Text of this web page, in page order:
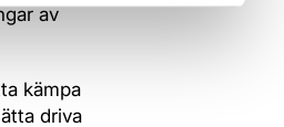
av
kämpa
driva